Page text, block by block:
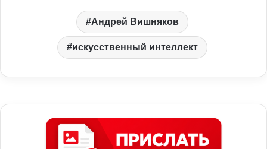
Андрей Вишняков
искусственный интеллект